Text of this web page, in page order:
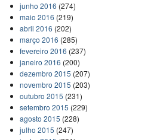
junho 2016 (274)
maio 2016 (219)
abril 2016 (202)
março 2016 (285)
fevereiro 2016 (237)
janeiro 2016 (200)
dezembro 2015 (207)
novembro 2015 (203)
outubro 2015 (231)
setembro 2015 (229)
agosto 2015 (228)
julho 2015 (247)